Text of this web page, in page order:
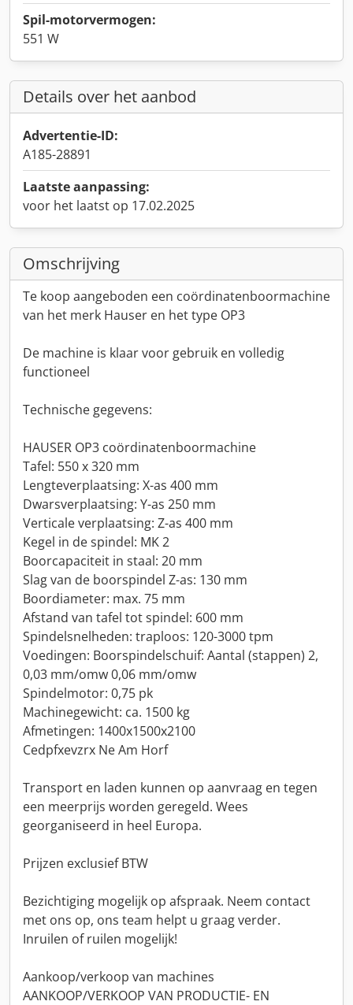
Spil-motorvermogen:
551 W
Details over het aanbod
Advertentie-ID:
A185-28891
Laatste aanpassing:
voor het laatst op 17.02.2025
Omschrijving
Te koop aangeboden een coördinatenboormachine
van het merk Hauser en het type OP3
De machine is klaar voor gebruik en volledig
functioneel
Technische gegevens:
HAUSER OP3 coördinatenboormachine
Tafel: 550 x 320 mm
Lengteverplaatsing: X-as 400 mm
Dwarsverplaatsing: Y-as 250 mm
Verticale verplaatsing: Z-as 400 mm
Kegel in de spindel: MK 2
Boorcapaciteit in staal: 20 mm
Slag van de boorspindel Z-as: 130 mm
Boordiameter: max. 75 mm
Afstand van tafel tot spindel: 600 mm
Spindelsnelheden: traploos: 120-3000 tpm
Voedingen: Boorspindelschuif: Aantal (stappen) 2,
0,03 mm/omw 0,06 mm/omw
Spindelmotor: 0,75 pk
Machinegewicht: ca. 1500 kg
Afmetingen: 1400x1500x2100
Cedpfxevzrx Ne Am Horf
Transport en laden kunnen op aanvraag en tegen
een meerprijs worden geregeld. Wees
georganiseerd in heel Europa.
Prijzen exclusief BTW
Bezichtiging mogelijk op afspraak. Neem contact
met ons op, ons team helpt u graag verder.
Inruilen of ruilen mogelijk!
Aankoop/verkoop van machines
AANKOOP/VERKOOP VAN PRODUCTIE- EN